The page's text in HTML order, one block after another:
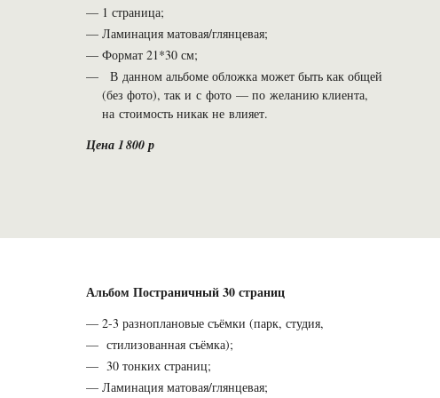
1 страница;
Ламинация матовая/глянцевая;
Формат 21*30 см;
В данном альбоме обложка может быть как общей
(без фото), так и с фото — по желанию клиента,
на стоимость никак не влияет.
Цена 1 800 р
Альбом Постраничный 30 страниц
2-3 разноплановые съёмки (парк, студия,
стилизованная съёмка);
30 тонких страниц;
Ламинация матовая/глянцевая;